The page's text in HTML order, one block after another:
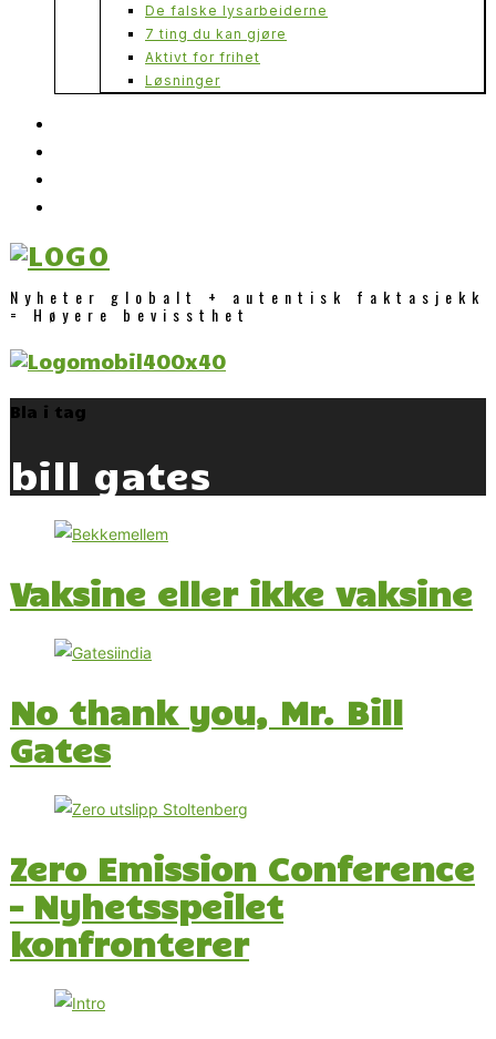
De falske lysarbeiderne
7 ting du kan gjøre
Aktivt for frihet
Løsninger
Nyheter globalt + autentisk faktasjekk
= Høyere bevissthet
Bla i tag
bill gates
Vaksine eller ikke vaksine
No thank you, Mr. Bill
Gates
Zero Emission Conference
– Nyhetsspeilet
konfronterer